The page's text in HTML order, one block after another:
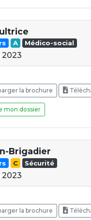
A Médico-social
2023
la brochure
mon dossier
Brigadier
C Sécurité
2023
la brochure